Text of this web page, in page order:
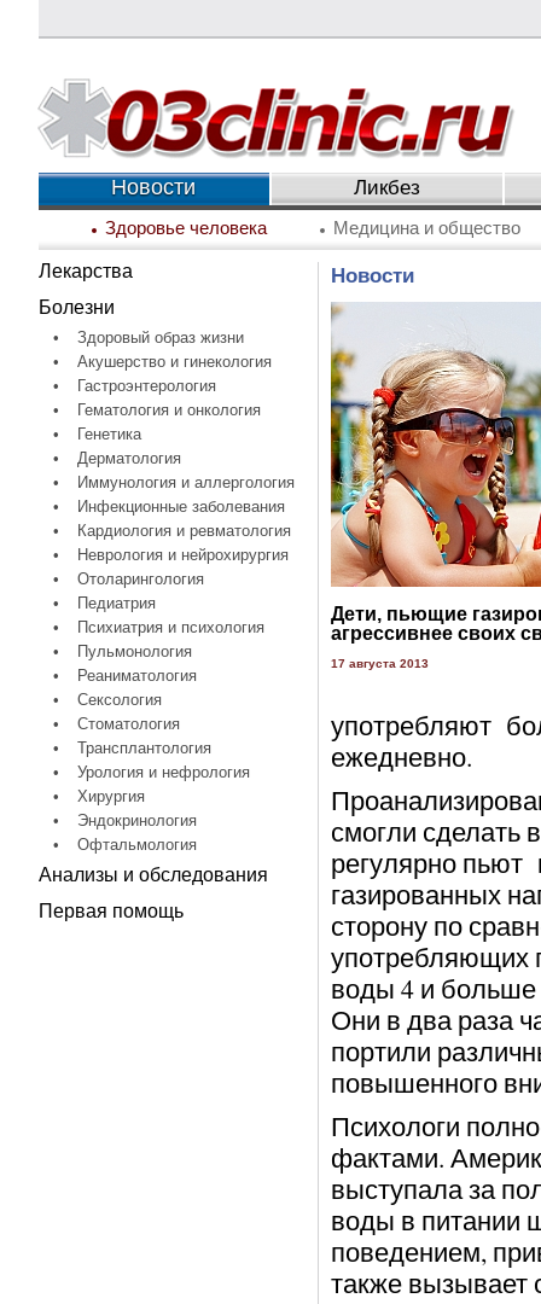
Новости Ликбез
Здоровье человека Медицина и общество
Лекарства
Болезни
•
Здоровый образ жизни
•
Акушерство и гинекология
•
Гастроэнтерология
•
Гематология и онкология
•
Генетика
•
Дерматология
•
Иммунология и аллергология
•
Инфекционные заболевания
•
Кардиология и ревматология
•
Неврология и нейрохирургия
•
Отоларингология
•
Педиатрия
•
Психиатрия и психология
•
Пульмонология
•
Реаниматология
•
Сексология
•
Стоматология
•
Трансплантология
•
Урология и нефрология
•
Хирургия
•
Эндокринология
•
Офтальмология
Анализы и обследования
Первая помощь
Новости
Дети, пьющие
агрессивнее своих
17 августа 2013
употребляют
ежедневно.
смогли сделать
регулярно
газированных
сторону по
употребляющих
воды 4 и больше
Они в два раза
портили
повышенного
Психологи
фактами.
выступала за
воды в питании
поведением,
также вызывает